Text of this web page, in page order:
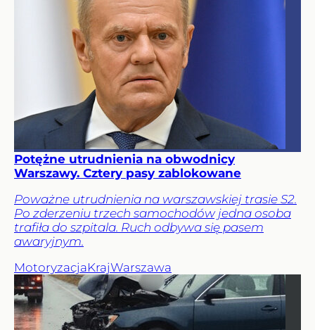
Potężne utrudnienia na obwodnicy
Warszawy. Cztery pasy zablokowane
Poważne utrudnienia na warszawskiej trasie S2.
Po zderzeniu trzech samochodów jedna osoba
trafiła do szpitala. Ruch odbywa się pasem
awaryjnym.
MotoryzacjaKrajWarszawa